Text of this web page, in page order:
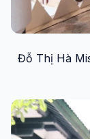
Đỗ Thị Hà